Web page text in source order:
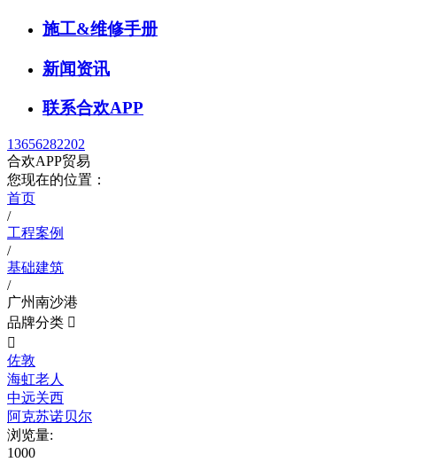
施工&维修手册
新闻资讯
联系合欢APP
13656282202
合欢APP贸易
您现在的位置：
首页
/
工程案例
/
基础建筑
/
广州南沙港
品牌分类 

佐敦
海虹老人
中远关西
阿克苏诺贝尔
浏览量:
1000